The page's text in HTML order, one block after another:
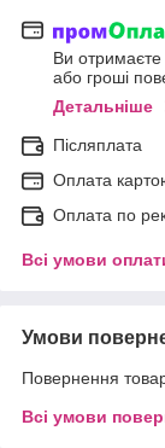
Ви
або гроші
Детальніше
Післяплата
Оплата
Оплата по
Всі умови
Умови
Повернення
Всі умови